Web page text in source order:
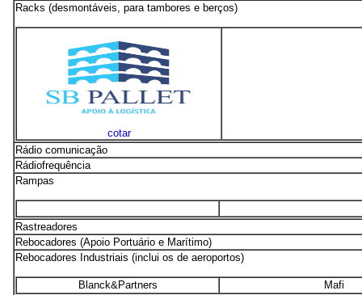
Racks (desmontáveis, para tambores e berços)
cotar
Rádio comunicação
Rádiofrequência
Rampas
Rastreadores
Rebocadores (Apoio Portuário e Marítimo)
Rebocadores Industriais (inclui os de aeroportos)
Blanck&Partners Mafi